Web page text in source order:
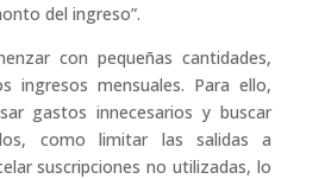
del ingreso”.
con pequeñas cantidades,
ingresos mensuales. Para ello,
gastos innecesarios y buscar
como limitar las salidas a
suscripciones no utilizadas, lo